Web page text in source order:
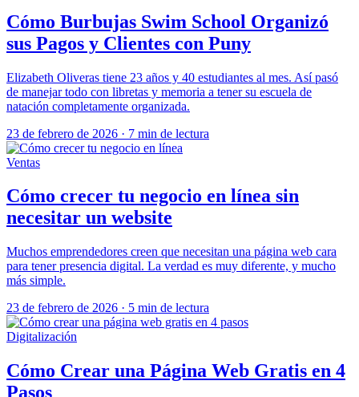
Cómo Burbujas Swim School Organizó
sus Pagos y Clientes con Puny
Elizabeth Oliveras tiene 23 años y 40 estudiantes al mes. Así pasó
de manejar todo con libretas y memoria a tener su escuela de
natación completamente organizada.
23 de febrero de 2026 · 7 min de lectura
Ventas
Cómo crecer tu negocio en línea sin
necesitar un website
Muchos emprendedores creen que necesitan una página web cara
para tener presencia digital. La verdad es muy diferente, y mucho
más simple.
23 de febrero de 2026 · 5 min de lectura
Digitalización
Cómo Crear una Página Web Gratis en 4
Pasos